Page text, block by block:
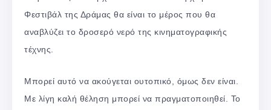
Φεστιβάλ της Δράμας θα είναι το μέρος που θα
αναβλύζει το δροσερό νερό της κινηματογραφικής
τέχνης.
Μπορεί αυτό να ακούγεται ουτοπικό, όμως δεν είναι.
Με λίγη καλή θέληση μπορεί να πραγματοποιηθεί. Το